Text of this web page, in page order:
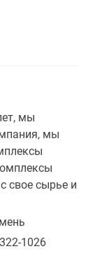
мы
мы
свое сырье и
1026